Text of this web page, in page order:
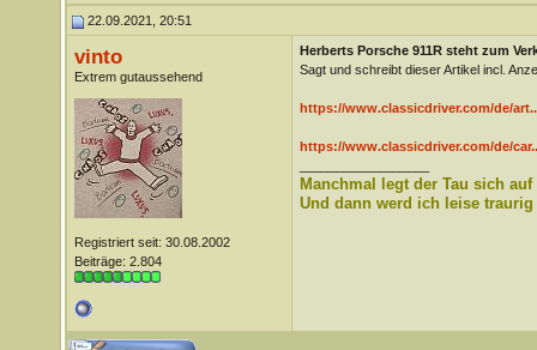
22.09.2021, 20:51
vinto
Extrem gutaussehend
Registriert seit: 30.08.2002
Beiträge: 2.804
Herberts Porsche 911R steht zum
Sagt und schreibt dieser Artikel incl.
https://www.classicdriver.com/de/
https://www.classicdriver.com/de/
Manchmal legt der Tau sich
Und dann werd ich leise traurig